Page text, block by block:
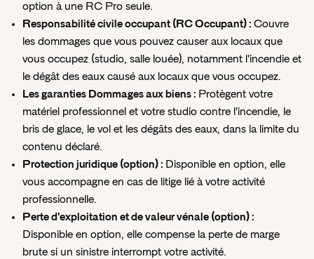
option à une RC Pro seule.
Responsabilité civile occupant (RC Occupant) : Couvre
les dommages que vous pouvez causer aux locaux que
vous occupez (studio, salle louée), notamment l'incendie et
le dégât des eaux causé aux locaux que vous occupez.
Les garanties Dommages aux biens : Protègent votre
matériel professionnel et votre studio contre l'incendie, le
bris de glace, le vol et les dégâts des eaux, dans la limite du
contenu déclaré.
Protection juridique (option) : Disponible en option, elle
vous accompagne en cas de litige lié à votre activité
professionnelle.
Perte d'exploitation et de valeur vénale (option) :
Disponible en option, elle compense la perte de marge
brute si un sinistre interrompt votre activité.